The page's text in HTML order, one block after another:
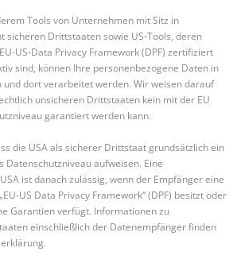
Tools von Unternehmen mit Sitz in
sicheren Drittstaaten sowie US-Tools, deren
US-Data Privacy Framework (DPF) zertifiziert
sind, können Ihre personenbezogene Daten in
dort verarbeitet werden. Wir weisen darauf
unsicheren Drittstaaten kein mit der EU
garantiert werden kann.
die USA als sicherer Drittstaat grundsätzlich ein
Datenschutzniveau aufweisen. Eine
ist danach zulässig, wenn der Empfänger eine
US Data Privacy Framework“ (DPF) besitzt oder
Garantien verfügt. Informationen zu
einschließlich der Datenempfänger finden